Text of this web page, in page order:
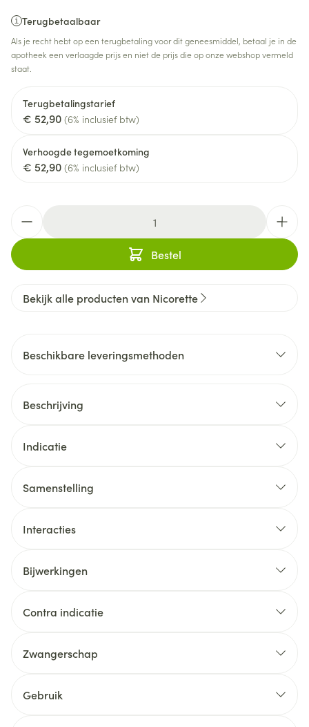
Terugbetaalbaar
Als je recht hebt op een terugbetaling voor dit geneesmiddel, betaal je in de
apotheek een verlaagde prijs en niet de prijs die op onze webshop vermeld
staat.
Terugbetalingstarief
€ 52,90 (6% inclusief btw)
Verhoogde tegemoetkoming
€ 52,90 (6% inclusief btw)
Bestel
Bekijk alle producten van Nicorette
Beschikbare leveringsmethoden
Beschrijving
Indicatie
Samenstelling
Interacties
Bijwerkingen
Contra indicatie
Zwangerschap
Gebruik